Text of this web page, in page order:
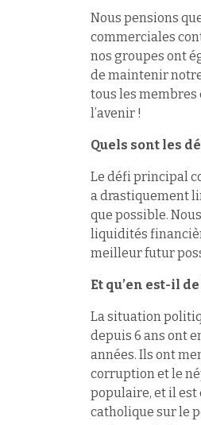
Nous pensions
commerciales
nos groupes ont
de maintenir
tous les membres
l’avenir !
Quels sont les
Le défi principal
a drastiquement
que possible.
liquidités
meilleur futur
Et qu’en est-il
La situation
depuis 6 ans ont
années. Ils ont
corruption et le
populaire, et il est
catholique sur le